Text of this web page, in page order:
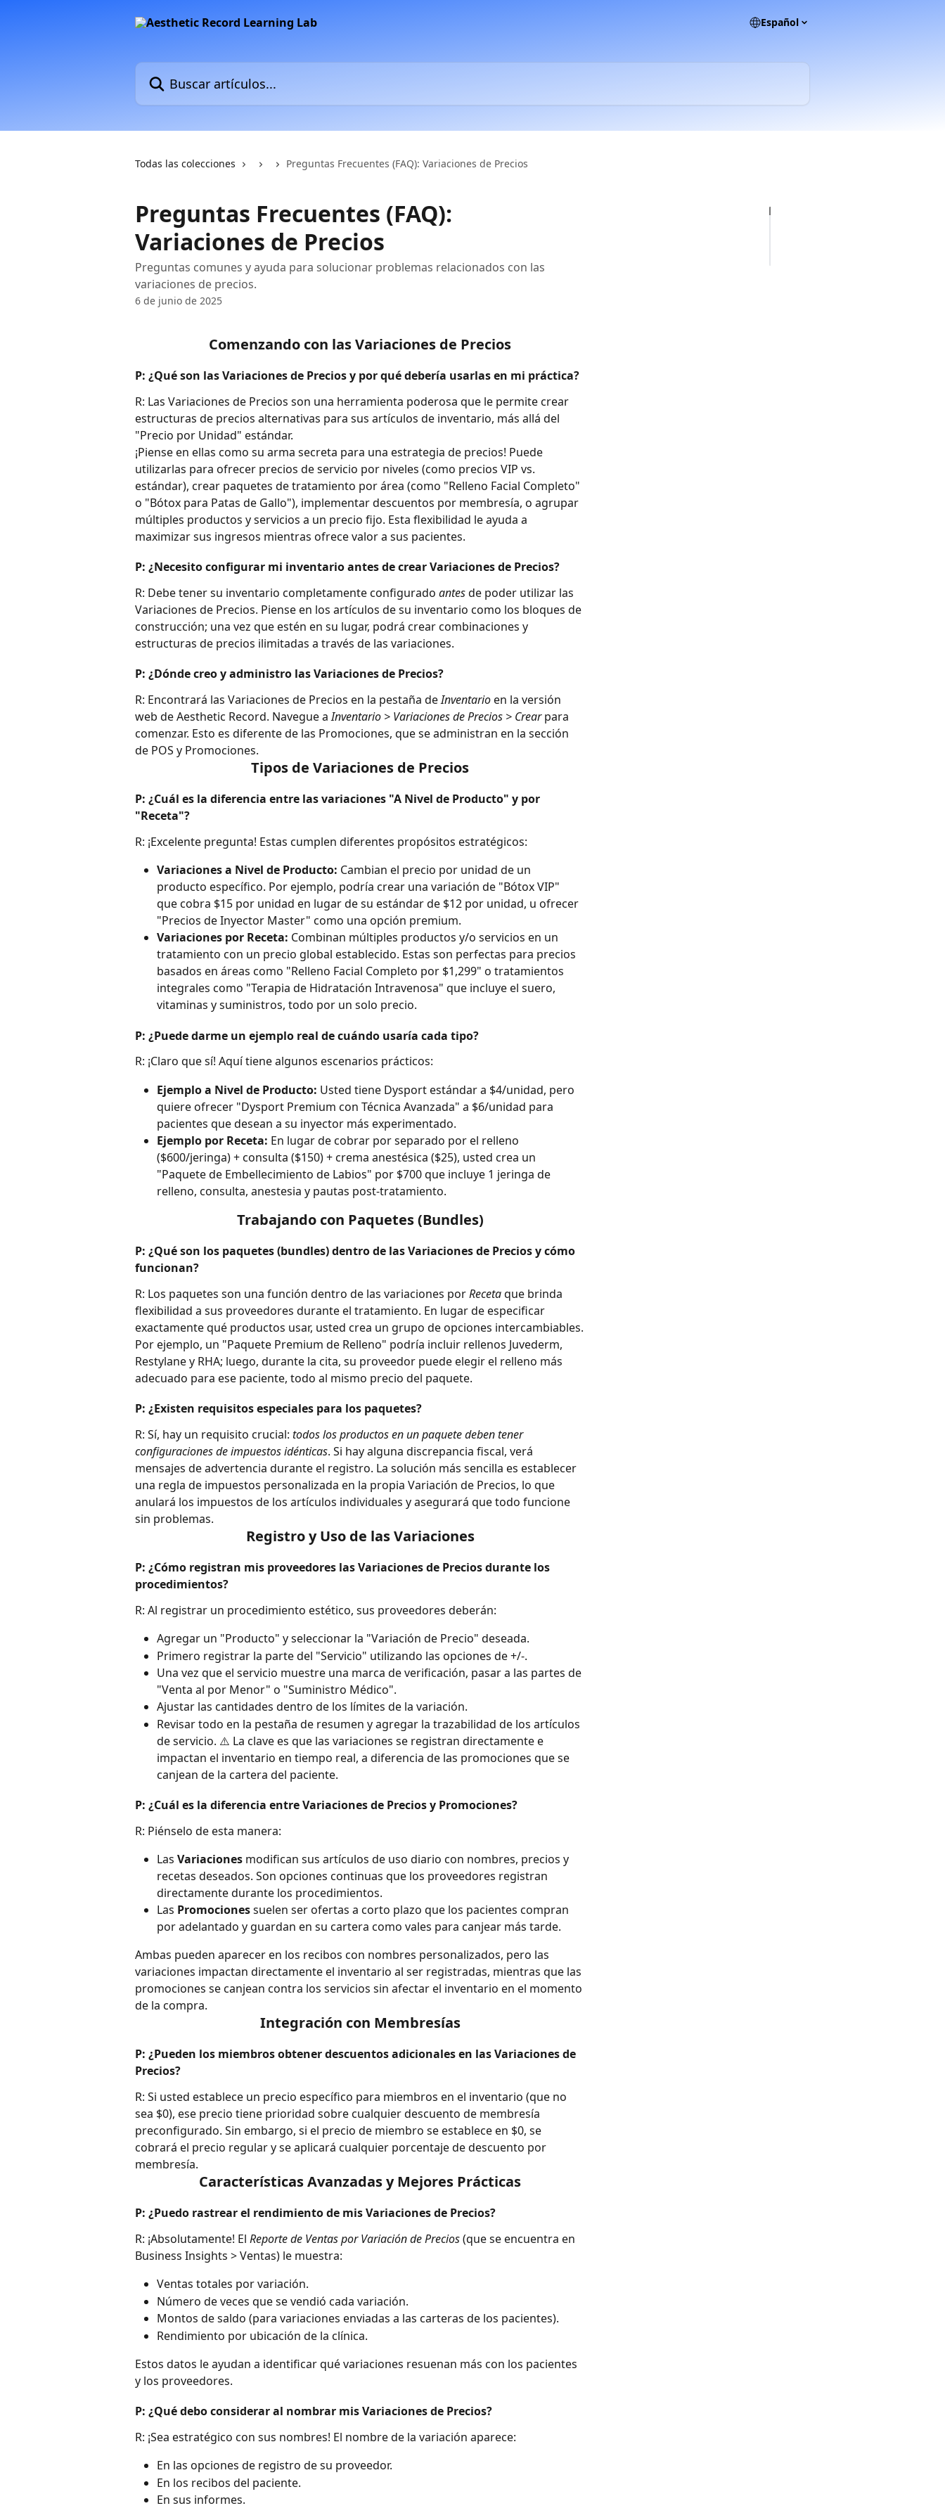
Español
Buscar artículos...
Todas las colecciones Preguntas Frecuentes (FAQ): Variaciones de Precios
Preguntas Frecuentes (FAQ):
Variaciones de Precios
Preguntas comunes y ayuda para solucionar problemas relacionados con las
variaciones de precios.
6 de junio de 2025
Comenzando con las Variaciones de Precios
P: ¿Qué son las Variaciones de Precios y por qué debería usarlas en mi práctica?
R: Las Variaciones de Precios son una herramienta poderosa que le permite crear
estructuras de precios alternativas para sus artículos de inventario, más allá del
"Precio por Unidad" estándar.
¡Piense en ellas como su arma secreta para una estrategia de precios! Puede
utilizarlas para ofrecer precios de servicio por niveles (como precios VIP vs.
estándar), crear paquetes de tratamiento por área (como "Relleno Facial Completo"
o "Bótox para Patas de Gallo"), implementar descuentos por membresía, o agrupar
múltiples productos y servicios a un precio fijo. Esta flexibilidad le ayuda a
maximizar sus ingresos mientras ofrece valor a sus pacientes.
P: ¿Necesito configurar mi inventario antes de crear Variaciones de Precios?
R: Debe tener su inventario completamente configurado antes de poder utilizar las
Variaciones de Precios. Piense en los artículos de su inventario como los bloques de
construcción; una vez que estén en su lugar, podrá crear combinaciones y
estructuras de precios ilimitadas a través de las variaciones.
P: ¿Dónde creo y administro las Variaciones de Precios?
R: Encontrará las Variaciones de Precios en la pestaña de Inventario en la versión
web de Aesthetic Record. Navegue a Inventario > Variaciones de Precios > Crear para
comenzar. Esto es diferente de las Promociones, que se administran en la sección
de POS y Promociones.
Tipos de Variaciones de Precios
P: ¿Cuál es la diferencia entre las variaciones "A Nivel de Producto" y por
"Receta"?
R: ¡Excelente pregunta! Estas cumplen diferentes propósitos estratégicos:
Variaciones a Nivel de Producto: Cambian el precio por unidad de un
producto específico. Por ejemplo, podría crear una variación de "Bótox VIP"
que cobra $15 por unidad en lugar de su estándar de $12 por unidad, u ofrecer
"Precios de Inyector Master" como una opción premium.
Variaciones por Receta: Combinan múltiples productos y/o servicios en un
tratamiento con un precio global establecido. Estas son perfectas para precios
basados en áreas como "Relleno Facial Completo por $1,299" o tratamientos
integrales como "Terapia de Hidratación Intravenosa" que incluye el suero,
vitaminas y suministros, todo por un solo precio.
P: ¿Puede darme un ejemplo real de cuándo usaría cada tipo?
R: ¡Claro que sí! Aquí tiene algunos escenarios prácticos:
Ejemplo a Nivel de Producto: Usted tiene Dysport estándar a $4/unidad, pero
quiere ofrecer "Dysport Premium con Técnica Avanzada" a $6/unidad para
pacientes que desean a su inyector más experimentado.
Ejemplo por Receta: En lugar de cobrar por separado por el relleno
($600/jeringa) + consulta ($150) + crema anestésica ($25), usted crea un
"Paquete de Embellecimiento de Labios" por $700 que incluye 1 jeringa de
relleno, consulta, anestesia y pautas post-tratamiento.
Trabajando con Paquetes (Bundles)
P: ¿Qué son los paquetes (bundles) dentro de las Variaciones de Precios y cómo
funcionan?
R: Los paquetes son una función dentro de las variaciones por Receta que brinda
flexibilidad a sus proveedores durante el tratamiento. En lugar de especificar
exactamente qué productos usar, usted crea un grupo de opciones intercambiables.
Por ejemplo, un "Paquete Premium de Relleno" podría incluir rellenos Juvederm,
Restylane y RHA; luego, durante la cita, su proveedor puede elegir el relleno más
adecuado para ese paciente, todo al mismo precio del paquete.
P: ¿Existen requisitos especiales para los paquetes?
R: Sí, hay un requisito crucial: todos los productos en un paquete deben tener
configuraciones de impuestos idénticas. Si hay alguna discrepancia fiscal, verá
mensajes de advertencia durante el registro. La solución más sencilla es establecer
una regla de impuestos personalizada en la propia Variación de Precios, lo que
anulará los impuestos de los artículos individuales y asegurará que todo funcione
sin problemas.
Registro y Uso de las Variaciones
P: ¿Cómo registran mis proveedores las Variaciones de Precios durante los
procedimientos?
R: Al registrar un procedimiento estético, sus proveedores deberán:
Agregar un "Producto" y seleccionar la "Variación de Precio" deseada.
Primero registrar la parte del "Servicio" utilizando las opciones de +/-.
Una vez que el servicio muestre una marca de verificación, pasar a las partes de
"Venta al por Menor" o "Suministro Médico".
Ajustar las cantidades dentro de los límites de la variación.
Revisar todo en la pestaña de resumen y agregar la trazabilidad de los artículos
de servicio. ⚠️ La clave es que las variaciones se registran directamente e
impactan el inventario en tiempo real, a diferencia de las promociones que se
canjean de la cartera del paciente.
P: ¿Cuál es la diferencia entre Variaciones de Precios y Promociones?
R: Piénselo de esta manera:
Las Variaciones modifican sus artículos de uso diario con nombres, precios y
recetas deseados. Son opciones continuas que los proveedores registran
directamente durante los procedimientos.
Las Promociones suelen ser ofertas a corto plazo que los pacientes compran
por adelantado y guardan en su cartera como vales para canjear más tarde.
Ambas pueden aparecer en los recibos con nombres personalizados, pero las
variaciones impactan directamente el inventario al ser registradas, mientras que las
promociones se canjean contra los servicios sin afectar el inventario en el momento
de la compra.
Integración con Membresías
P: ¿Pueden los miembros obtener descuentos adicionales en las Variaciones de
Precios?
R: Si usted establece un precio específico para miembros en el inventario (que no
sea $0), ese precio tiene prioridad sobre cualquier descuento de membresía
preconfigurado. Sin embargo, si el precio de miembro se establece en $0, se
cobrará el precio regular y se aplicará cualquier porcentaje de descuento por
membresía.
Características Avanzadas y Mejores Prácticas
P: ¿Puedo rastrear el rendimiento de mis Variaciones de Precios?
R: ¡Absolutamente! El Reporte de Ventas por Variación de Precios (que se encuentra en
Business Insights > Ventas) le muestra:
Ventas totales por variación.
Número de veces que se vendió cada variación.
Montos de saldo (para variaciones enviadas a las carteras de los pacientes).
Rendimiento por ubicación de la clínica.
Estos datos le ayudan a identificar qué variaciones resuenan más con los pacientes
y los proveedores.
P: ¿Qué debo considerar al nombrar mis Variaciones de Precios?
R: ¡Sea estratégico con sus nombres! El nombre de la variación aparece:
En las opciones de registro de su proveedor.
En los recibos del paciente.
En sus informes.